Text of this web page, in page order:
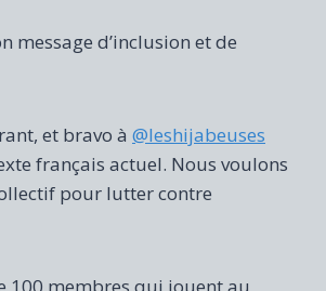
message d’inclusion et de
et bravo à @leshijabeuses
français actuel. Nous voulons
pour lutter contre